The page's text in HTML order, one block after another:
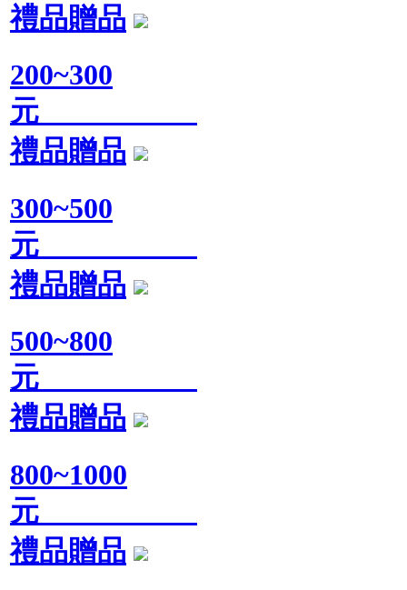
禮品贈品
200~300
元
禮品贈品
300~500
元
禮品贈品
500~800
元
禮品贈品
800~1000
元
禮品贈品